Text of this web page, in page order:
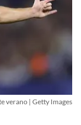
verano | Getty Images